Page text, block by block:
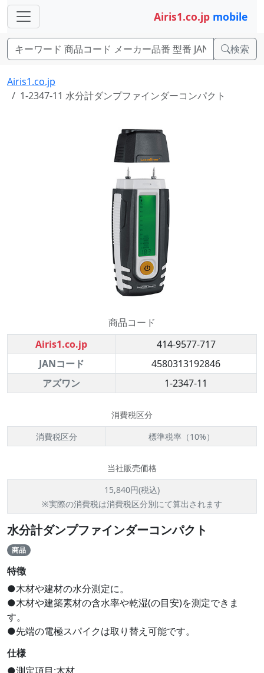
Airis1.co.jp mobile
検索
Airis1.co.jp
1-2347-11 水分計ダンプファインダーコンパクト
商品コード
Airis1.co.jp
414-9577-717
JANコード
4580313192846
アズワン
1-2347-11
消費税区分
消費税区分
標準税率（10%）
当社販売価格
15,840円(税込)
※実際の消費税は消費税区分別にて算出されます
水分計ダンプファインダーコンパクト
商品
特徴
●木材や建材の水分測定に。
●木材や建築素材の含水率や乾湿(の目安)を測定できま
す。
●先端の電極スパイクは取り替え可能です。
仕様